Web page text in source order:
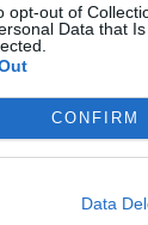
opt-out of
Data that
CONFIRM
Data
inchioda